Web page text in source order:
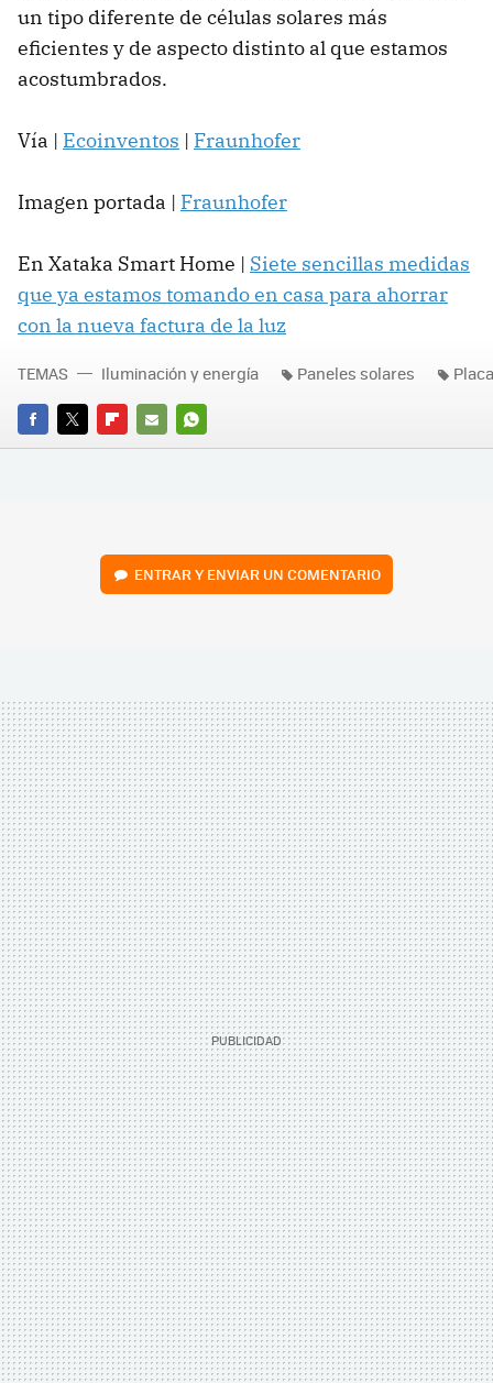
un tipo diferente de células solares más
eficientes y de aspecto distinto al que estamos
acostumbrados.
Vía | Ecoinventos | Fraunhofer
Imagen portada | Fraunhofer
En Xataka Smart Home | Siete sencillas medidas
que ya estamos tomando en casa para ahorrar
con la nueva factura de la luz
FACEBOOK
TWITTERFLIPBOARD
E-
WHATSAPP
TEMAS Iluminación y energía Paneles solares
ENTRAR Y ENVIAR UN COMENTARIO